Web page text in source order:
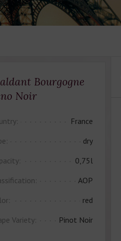
Bourgogne
Noir
France
dry
0,75l
AOP
red
Variety:
Pinot Noir